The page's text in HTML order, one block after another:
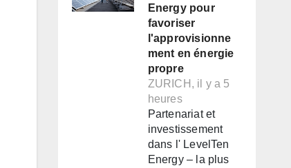
Energy pour
favoriser
l'approvisionne
ment en énergie
propre
ZURICH, il y a 5
heures
Partenariat et
investissement
dans l' LevelTen
Energy – la plus